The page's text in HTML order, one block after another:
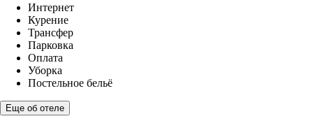
Интернет
Курение
Трансфер
Парковка
Оплата
Уборка
Постельное бельё
Еще об отеле